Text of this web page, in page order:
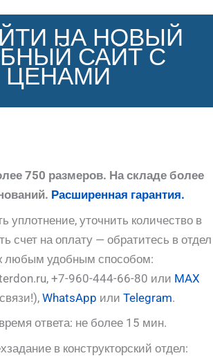
НА НОВЫЙ
САЙТ С
ЦЕНАМИ
750 размеров. На складе более
Расширенная гарантия.
уплотнение, уточнить количество в
счет на оплату — обратитесь в отдел
любым удобным способом:
+7-960-444-66-80 или MAX
WhatsApp или Telegram.
ответа: не более 15 мин.
в конструкторский отдел: